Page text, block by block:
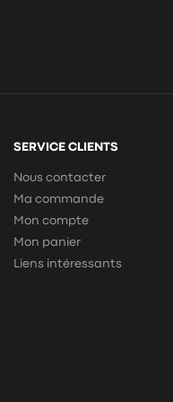
SERVICE CLIENTS
Nous contacter
Ma commande
Mon compte
Mon panier
Liens intéressants